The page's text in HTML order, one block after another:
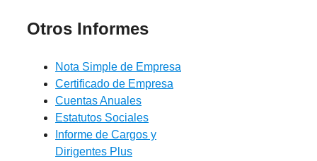
Otros Informes
Nota Simple de Empresa
Certificado de Empresa
Cuentas Anuales
Estatutos Sociales
Informe de Cargos y
Dirigentes Plus